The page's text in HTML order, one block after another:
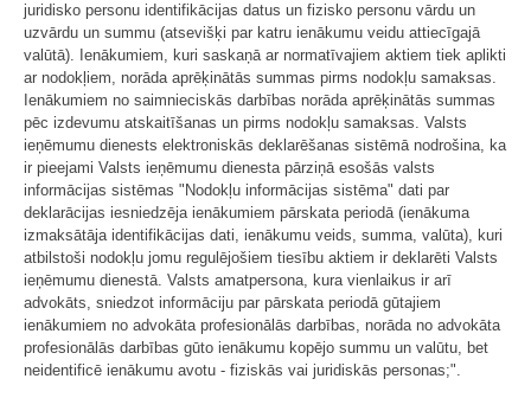
juridisko personu identifikācijas datus un fizisko personu vārdu un
uzvārdu un summu (atsevišķi par katru ienākumu veidu attiecīgajā
valūtā). Ienākumiem, kuri saskaņā ar normatīvajiem aktiem tiek aplikti
ar nodokļiem, norāda aprēķinātās summas pirms nodokļu samaksas.
Ienākumiem no saimnieciskās darbības norāda aprēķinātās summas
pēc izdevumu atskaitīšanas un pirms nodokļu samaksas. Valsts
ieņēmumu dienests elektroniskās deklarēšanas sistēmā nodrošina, ka
ir pieejami Valsts ieņēmumu dienesta pārziņā esošās valsts
informācijas sistēmas "Nodokļu informācijas sistēma" dati par
deklarācijas iesniedzēja ienākumiem pārskata periodā (ienākuma
izmaksātāja identifikācijas dati, ienākumu veids, summa, valūta), kuri
atbilstoši nodokļu jomu regulējošiem tiesību aktiem ir deklarēti Valsts
ieņēmumu dienestā. Valsts amatpersona, kura vienlaikus ir arī
advokāts, sniedzot informāciju par pārskata periodā gūtajiem
ienākumiem no advokāta profesionālās darbības, norāda no advokāta
profesionālās darbības gūto ienākumu kopējo summu un valūtu, bet
neidentificē ienākumu avotu - fiziskās vai juridiskās personas;".